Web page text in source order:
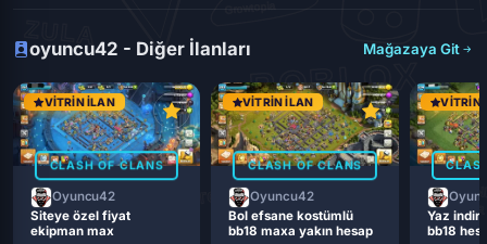
oyuncu42 - Diğer İlanları Mağazaya Git
VITRIN İLAN
CLASH OF CLANS
Oyuncu42
Siteye özel fiyat
ekipman max
VITRIN İLAN
CLASH OF CLANS
Oyuncu42
Bol efsane kostümlü
bb18 maxa yakın hesap
VITRIN
Yaz
bb18